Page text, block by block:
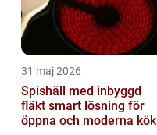
31 maj 2026
Spishäll med inbyggd
fläkt smart lösning för
öppna och moderna kök